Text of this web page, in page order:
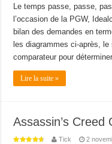
Le temps passe, passe,
l’occasion de la PGW,
bilan des demandes en
les diagrammes ci-après,
comparateur pour
Lire la suite »
Assassin’s Creed
Tick 2